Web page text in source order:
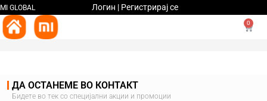
MI GLOBAL Логин | Регистрирај се
0
ДА ОСТАНЕМЕ ВО КОНТАКТ
Бидете во тек со специјални акции и промоции